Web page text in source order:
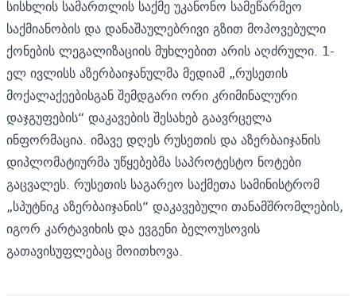
სისხლის სამართლის საქმე უკანონო სამეწარმეო
საქმიანობის და დანაშაულებრივი გზით მოპოვებული
ქონების ლეგალიზაციის მუხლებით არის აღძრული. 1-
ელ ივლისს აზერბაიჯანულმა მედიამ „რუსეთის
მოქალაქეებისგან შემდგარი ორი კრიმინალური
დაჯგუფების“ დაკავების შესახებ გაავრცელა
ინფორმაცია. იმავე დღეს რუსეთის და აზერბაიჯანის
დიპლომატიურმა უწყებებმა საპროტესტო ნოტები
გაცვალეს. რუსეთის საგარეო საქმეთა სამინისტრომ
„სპუტნიკ აზერბაიჯანის“ დაკავებული თანამშრომლების,
იგორ კარტავიხის და ევგენი ბელოუსოვის
გათავისუფლებაც მოითხოვა.